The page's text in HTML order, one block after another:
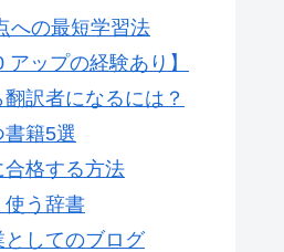
への最短学習法
アップの経験あり】
訳者になるには？
籍5選
合格する方法
使う辞書
してのブログ